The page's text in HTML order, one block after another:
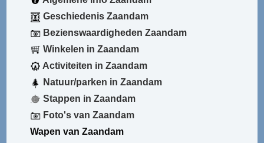
Geschiedenis Zaandam
Bezienswaardigheden Zaandam
Winkelen in Zaandam
Activiteiten in Zaandam
Natuur/parken in Zaandam
Stappen in Zaandam
Foto's van Zaandam
Wapen van Zaandam